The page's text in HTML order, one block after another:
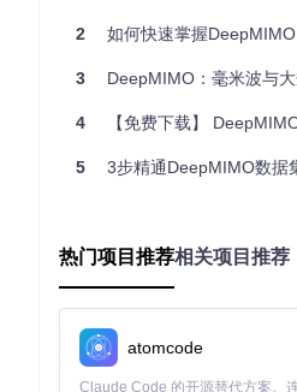
addpath(genpath('/data/
3️⃣ 验证环境 运行示例代码验证
数据集生成的基本流程包括参
3. 高级配置指南：信道
2 如何快速掌握DeepMIMO：
3 DeepMIMO：毫米波与
4 【免费下载】 DeepMIMO：
5 3步精通DeepMIMO数据
热门项目推荐相关项目推荐
atomcode